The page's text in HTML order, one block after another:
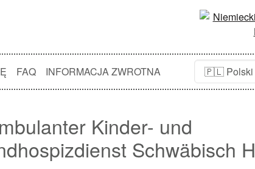
FAQ INFORMACJA ZWROTNA
Kinder- und
Schwäbisch